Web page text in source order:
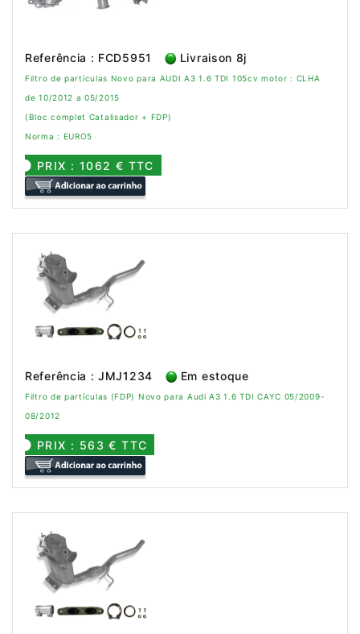
Referência : FCD5951 Livraison 8j
Filtro de partículas Novo para AUDI A3 1.6 TDI 105cv motor : CLHA
de 10/2012 a 05/2015
(Bloc complet Catalisador + FDP)
Norma : EURO5
PRIX : 1062 € TTC
Referência : JMJ1234 Em estoque
Filtro de partículas (FDP) Novo para Audi A3 1.6 TDI CAYC 05/2009-
08/2012
PRIX : 563 € TTC